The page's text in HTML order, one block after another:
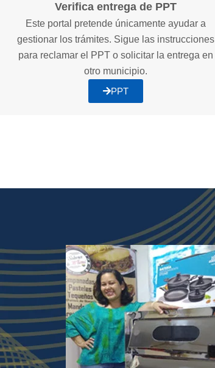
Verifica entrega de PPT
Este portal pretende únicamente ayudar a
gestionar los trámites. Sigue las instrucciones
para reclamar el PPT o solicitar la entrega en
otro municipio.
PPT